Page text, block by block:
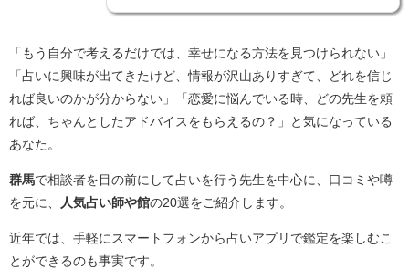
「もう自分で考えるだけでは、幸せになる方法を見つけられない」
「占いに興味が出てきたけど、情報が沢山ありすぎて、どれを信じ
れば良いのかが分からない」「恋愛に悩んでいる時、どの先生を頼
れば、ちゃんとしたアドバイスをもらえるの？」と気になっている
あなた。
群馬で相談者を目の前にして占いを行う先生を中心に、口コミや噂
を元に、
人気占い師や館の20選をご紹介します。
近年では、手軽にスマートフォンから占いアプリで鑑定を楽しむこ
とができるのも事実です。